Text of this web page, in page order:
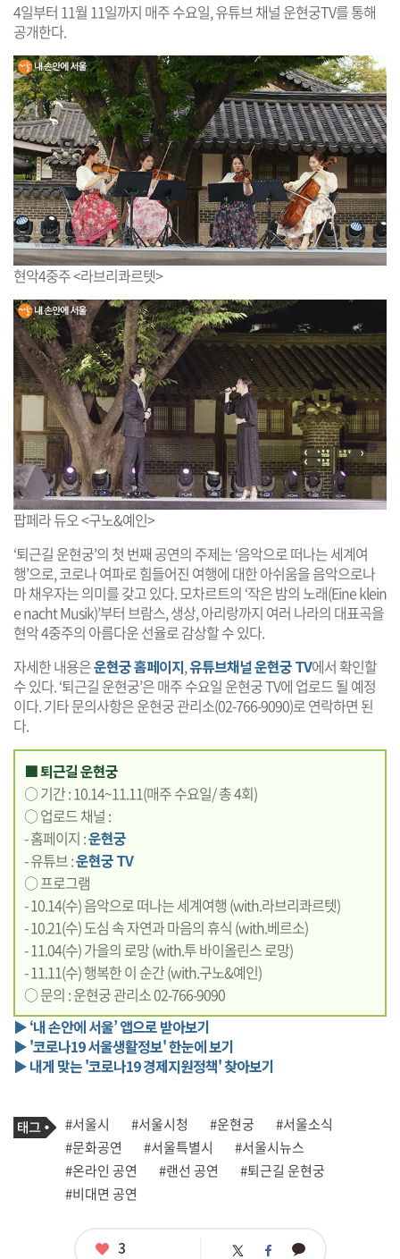
4일부터 11월 11일까지 매주 수요일, 유튜브 채널 운현궁TV를 통해
공개한다.
현악4중주 <라브리콰르텟>
팝페라 듀오 <구노&예인>
‘퇴근길 운현궁’의 첫 번째 공연의 주제는 ‘음악으로 떠나는 세계여
행’으로, 코로나 여파로 힘들어진 여행에 대한 아쉬움을 음악으로나
마 채우자는 의미를 갖고 있다. 모차르트의 ‘작은 밤의 노래(Eine klein
e nacht Musik)’부터 브람스, 생상, 아리랑까지 여러 나라의 대표곡을
현악 4중주의 아름다운 선율로 감상할 수 있다.
자세한 내용은운현궁 홈페이지,유튜브채널 운현궁 TV에서 확인할
수 있다. ‘퇴근길 운현궁’은 매주 수요일 운현궁 TV에 업로드 될 예정
이다. 기타 문의사항은 운현궁 관리소(02-766-9090)로 연락하면 된
다.
■ 퇴근길 운현궁
○ 기간 : 10.14~11.11(매주 수요일/ 총 4회)
○ 업로드 채널 :
- 홈페이지 :운현궁
- 유튜브 :운현궁 TV
○ 프로그램
- 10.14(수) 음악으로 떠나는 세계여행 (with.라브리콰르텟)
- 10.21(수) 도심 속 자연과 마음의 휴식 (with.베르소)
- 11.04(수) 가을의 로망 (with.투 바이올린스 로망)
- 11.11(수) 행복한 이 순간 (with.구노&예인)
○ 문의 : 운현궁 관리소 02-766-9090
▶ ‘내 손안에 서울’ 앱으로 받아보기
▶ '코로나19 서울생활정보' 한눈에 보기
▶ 내게 맞는 '코로나19 경제지원정책' 찾아보기
기
사
관
련
태
그
태
그
#서울시 #서울시청 #운현궁
#서울소식
#문화공연
#서울특별시
#서울시뉴스
#온라인 공연
#랜선 공연
#퇴근길 운현궁
#비대면 공연
좋
3 트 페 카